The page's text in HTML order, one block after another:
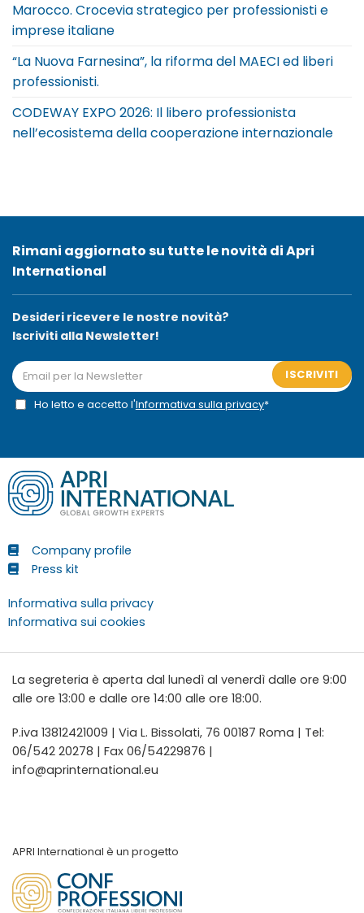
Marocco. Crocevia strategico per professionisti e
imprese italiane
“La Nuova Farnesina”, la riforma del MAECI ed liberi
professionisti.
CODEWAY EXPO 2026: Il libero professionista
nell’ecosistema della cooperazione internazionale
Rimani aggiornato su tutte le novità di Apri
International
Desideri ricevere le nostre novità?
Iscriviti alla Newsletter!
ISCRIVITI
Ho letto e accetto l'Informativa sulla privacy*
Company profile
Press kit
Informativa sulla privacy
Informativa sui cookies
La segreteria è aperta dal lunedì al venerdì dalle ore 9:00
alle ore 13:00 e dalle ore 14:00 alle ore 18:00.
P.iva 13812421009 | Via L. Bissolati, 76 00187 Roma | Tel:
06/542 20278 | Fax 06/54229876 |
info@aprinternational.eu
APRI International è un progetto